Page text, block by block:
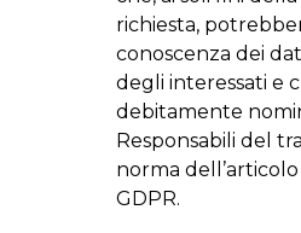
richiesta,
conoscenza dei
degli interessati e
debitamente
Responsabili del
norma dell’articolo
GDPR.